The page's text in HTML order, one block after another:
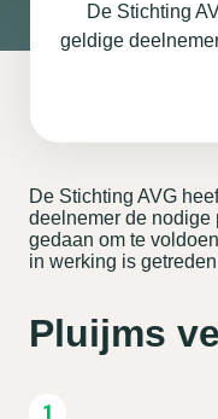
De Stichting
geldige
De Stichting AVG
deelnemer de nodige
gedaan om te
in werking is
Pluijms